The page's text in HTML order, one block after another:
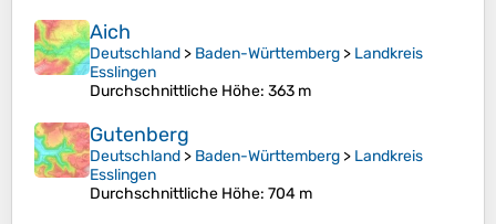
Aich
Deutschland > Baden-Württemberg > Landkreis
Esslingen
Durchschnittliche Höhe: 363 m
Gutenberg
Deutschland > Baden-Württemberg > Landkreis
Esslingen
Durchschnittliche Höhe: 704 m